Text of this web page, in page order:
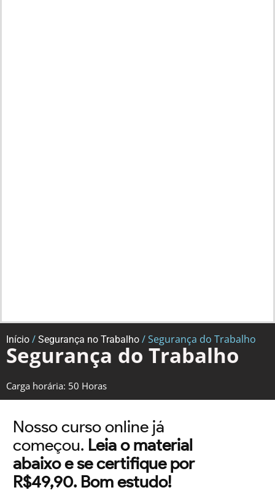
Início / Segurança no Trabalho / Segurança do Trabalho
Segurança do Trabalho
Carga horária: 50 Horas
Nosso curso online já
começou. Leia o material
abaixo e se certifique por
R$49,90. Bom estudo!